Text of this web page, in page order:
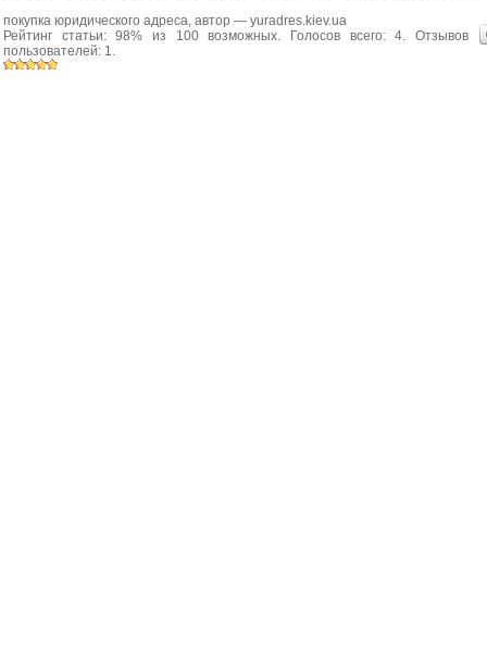
покупка юридического адреса, автор — yuradres.kiev.ua
Рейтинг статьи:98% из 100возможных. Голосов всего:4. Отзывов
пользователей: 1.